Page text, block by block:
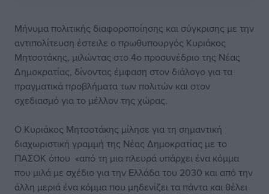
Μήνυμα πολιτικής διαφοροποίησης και σύγκρισης με την
αντιπολίτευση έστειλε ο πρωθυπουργός Κυριάκος
Μητσοτάκης, μιλώντας στο 4ο προσυνέδριο της Νέας
Δημοκρατίας, δίνοντας έμφαση στον διάλογο για τα
πραγματικά προβλήματα των πολιτών και στον
σχεδιασμό για το μέλλον της χώρας.
Ο Κυριάκος Μητσοτάκης μίλησε για τη σημαντική
διαχωριστική γραμμή της Νέας Δημοκρατίας με το
ΠΑΣΟΚ όπου «από τη μια πλευρά υπάρχει ένα κόμμα
που μιλά με σχέδιο για την Ελλάδα του 2030 και από την
άλλη μεριά ένα κόμμα που μηδενίζει τα πάντα και θέλει